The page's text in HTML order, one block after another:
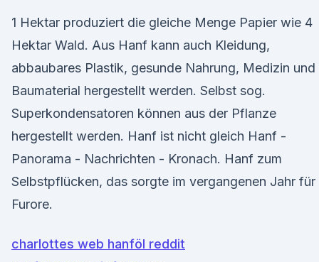
1 Hektar produziert die gleiche Menge Papier wie 4
Hektar Wald. Aus Hanf kann auch Kleidung,
abbaubares Plastik, gesunde Nahrung, Medizin und
Baumaterial hergestellt werden. Selbst sog.
Superkondensatoren können aus der Pflanze
hergestellt werden. Hanf ist nicht gleich Hanf -
Panorama - Nachrichten - Kronach. Hanf zum
Selbstpflücken, das sorgte im vergangenen Jahr für
Furore.
charlottes web hanföl reddit